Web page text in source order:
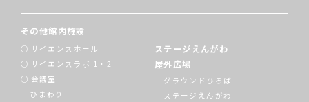
その他館内施設
サイエンスホール
サイエンスラボ 1・2
会議室
ひまわり
ステージえんがわ
屋外広場
グラウンドひろば
ステージえんがわ